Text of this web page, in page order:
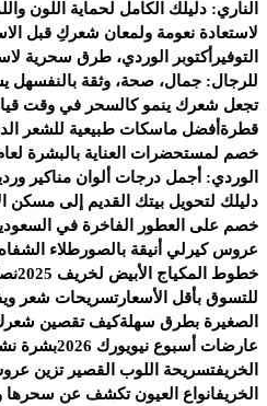
الناري: دليلك الكامل لحماية اللون
لاستعادة نعومة ولمعان شعركِ قبل
التوفير أكتوبر الوردي، طرق سحرية
للرجال: جمال، صحة، وثقة بالنفسهل
تجعل شعرك ينمو كالسحر في وقت
قطرة أفضل ماسكات طبيعية للشعر
خصم لمستحضرات العناية بالبشرة لعام
الوردي: أجمل درجات ألوان مناكير
دليلك لتحويل بيتك القديم إلى مسكن
خصم على العطور الفاخرة في
عروس كيرلي أنيقة بالصور طلاء
خطوط المكياج الأبيض لخريف 2025
للتسوق بأقل الأسعارتسريحات شعر
الصغيرة بطرق سهلةكيف تقصين شعرك
عارضات أسبوع نيويورك 2026
بشرة
الخريفتسريحة اللوب القصير تزين
الخريفانواع العيون تكشف عن سحرها